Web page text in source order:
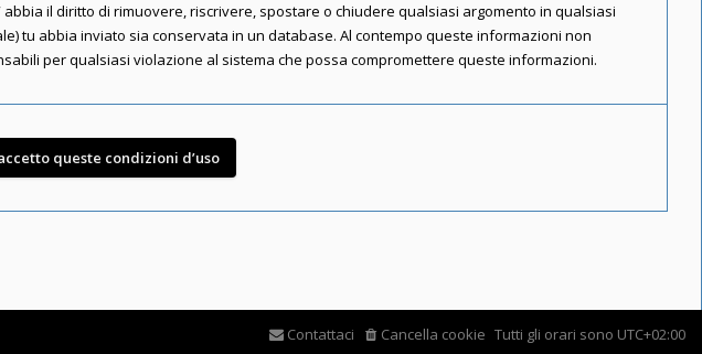
abbia il diritto di rimuovere, riscrivere, spostare o chiudere qualsiasi argomento in qualsiasi
tu abbia inviato sia conservata in un database. Al contempo queste informazioni non
per qualsiasi violazione al sistema che possa compromettere queste informazioni.
Tutti gli orari sono UTC+02:00
Cancella cookie
Contattaci